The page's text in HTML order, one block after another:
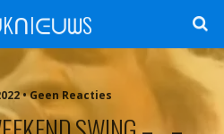
•Geen Reacties